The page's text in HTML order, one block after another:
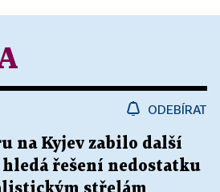
ODEBÍRAT
na Kyjev zabilo další
řešení nedostatku
střelám